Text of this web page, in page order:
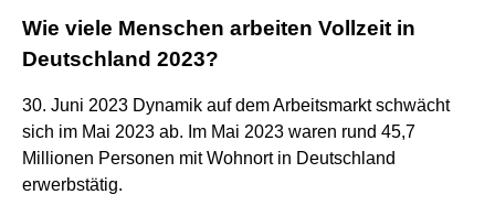
Wie viele Menschen arbeiten Vollzeit in
Deutschland 2023?
30. Juni 2023 Dynamik auf dem Arbeitsmarkt schwächt
sich im Mai 2023 ab. Im Mai 2023 waren rund 45,7
Millionen Personen mit Wohnort in Deutschland
erwerbstätig.